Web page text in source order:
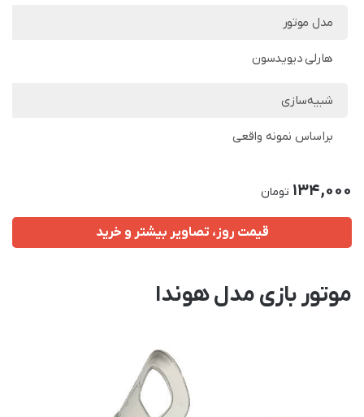
مدل موتور
هارلی دیویدسون
شبیه‌سازی
براساس نمونه واقعی
134,000 تومان
قیمت روز، تصاویر بیشتر و خرید
موتور بازی مدل هوندا